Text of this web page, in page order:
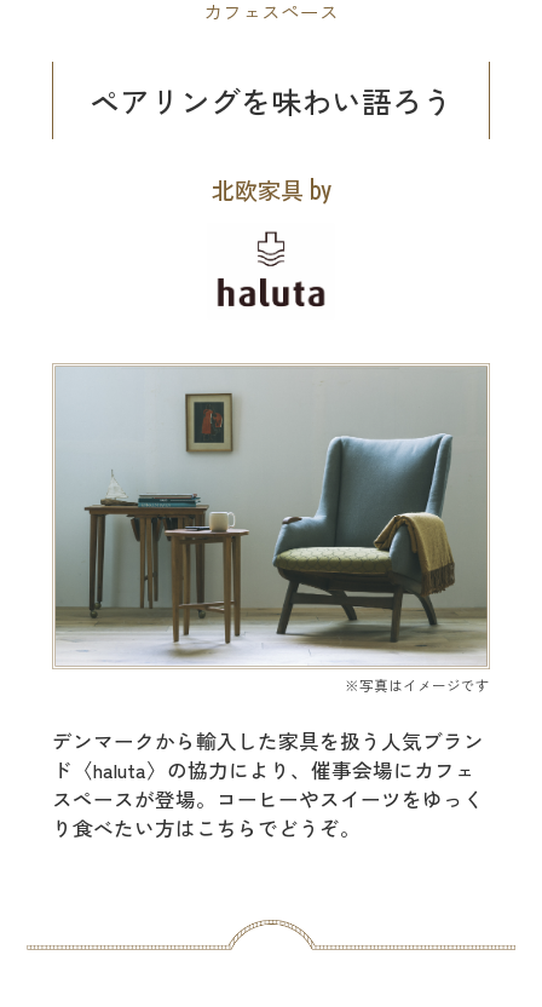
カフェスペース
ペアリングを味わい語ろう
北欧家具 by
※写真はイメージです
デンマークから輸入した家具を扱う人気ブラン
ド〈haluta〉の協力により、催事会場にカフェ
スペースが登場。コーヒーやスイーツをゆっく
り食べたい方はこちらでどうぞ。